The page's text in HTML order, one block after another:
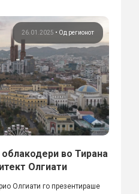
26.01.2025 • Од регионот
облакодери во Тирана
Олгиати
Олгиати го презентираше